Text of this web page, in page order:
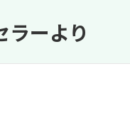
側が頑張る部分、 結婚し
いうことがどのような事な
や結婚に悩んでいる方が
ラーより